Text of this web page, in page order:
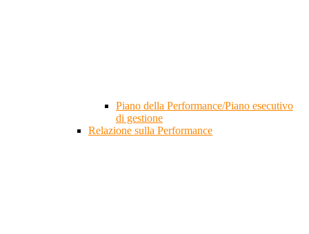
Piano della Performance/Piano esecutivo
di gestione
Relazione sulla Performance